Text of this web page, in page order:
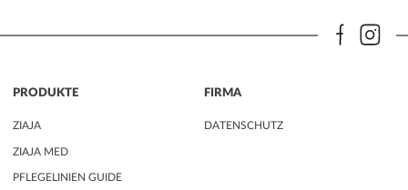
PRODUKTE
ZIAJA
ZIAJA MED
PFLEGELINIEN GUIDE
FIRMA
DATENSCHUTZ